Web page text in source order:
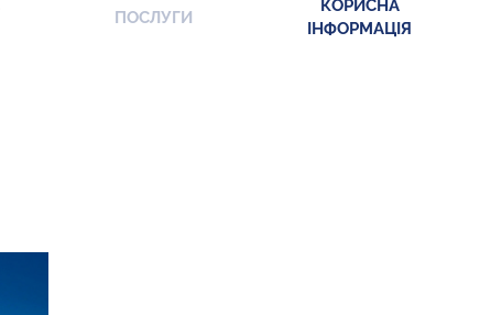
ПОСЛУГИ
КОРИСНА
ІНФОРМАЦІЯ